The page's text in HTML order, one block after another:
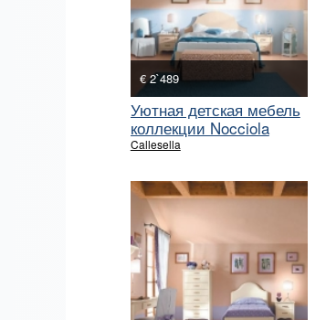
€ 2`489
Уютная детская мебель
коллекции Nocciola
Callesella